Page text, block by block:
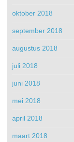
oktober 2018
september 2018
augustus 2018
juli 2018
juni 2018
mei 2018
april 2018
maart 2018